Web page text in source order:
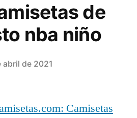
de
nba niño
abril de 2021